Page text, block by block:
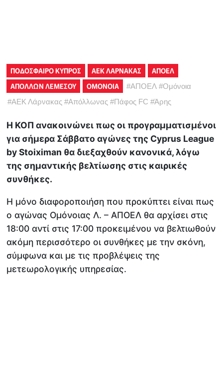
ΠΟΔΟΣΦΑΙΡΟ ΚΥΠΡΟΣ ΑΕΚ ΛΑΡΝΑΚΑΣ
ΑΠΟΕΛ
ΑΠΟΛΛΩΝ ΛΕΜΕΣΟΥ
ΟΜΟΝΟΙΑ #ΑΠΟΕΛ #Ομόνοια
#ΑΕΚ Λάρνακας #Απόλλωνας #Πάφος FC #Άρης
Η ΚΟΠ ανακοινώνει πως οι προγραμματισμένοι
για σήμερα Σάββατο αγώνες της Cyprus League
by Stoiximan θα διεξαχθούν κανονικά, λόγω
της σημαντικής βελτίωσης στις καιρικές
συνθήκες.
Η μόνο διαφοροποιήση που προκύπτει είναι πως
ο αγώνας Ομόνοιας Λ. – ΑΠΟΕΛ θα αρχίσει στις
18:00 αντί στις 17:00 προκειμένου να βελτιωθούν
ακόμη περισσότερο οι συνθήκες με την σκόνη,
σύμφωνα και με τις προβλέψεις της
μετεωρολογικής υπηρεσίας.